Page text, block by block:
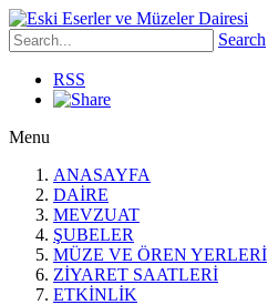
Search
RSS
Menu
ANASAYFA
DAİRE
MEVZUAT
ŞUBELER
MÜZE VE ÖREN YERLERİ
ZİYARET SAATLERİ
ETKİNLİK